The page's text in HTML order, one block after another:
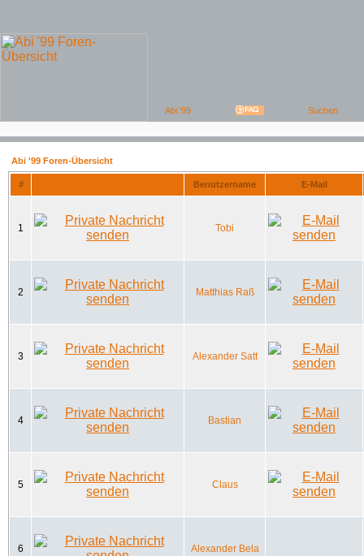
Abi '99 Foren-Übersicht
# Benutzername E-Mail
1 Tobi
2 Matthias Raß
3 Alexander Satt
4 Bastian
5 Claus
6 Alexander Bela